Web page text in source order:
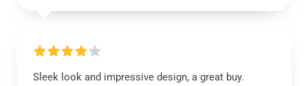
Sleek look and impressive design, a great buy.